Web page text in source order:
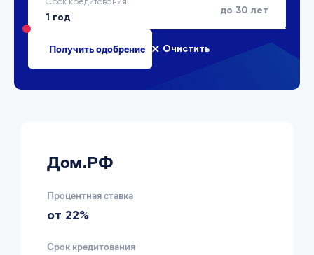
до 30 лет
Очистить
Дом.РФ
Процентная ставка
от 22%
Срок кредитования